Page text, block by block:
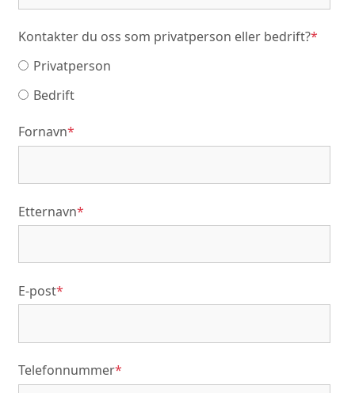
Kontakter du oss som privatperson eller bedrift?*
Privatperson
Bedrift
Fornavn*
Etternavn*
E-post*
Telefonnummer*